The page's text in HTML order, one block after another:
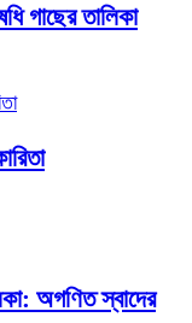
গাছের তালিকা
অগণিত স্বাদের